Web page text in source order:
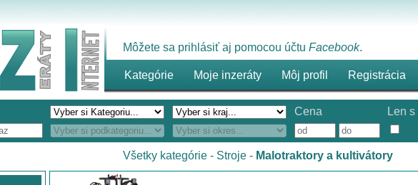
Môžete sa prihlásiť aj pomocou účtu Facebook.
Kategórie Moje inzeráty Môj profil Registrácia
Cena
Len
Všetky kategórie - Stroje - Malotraktory a kultivátory